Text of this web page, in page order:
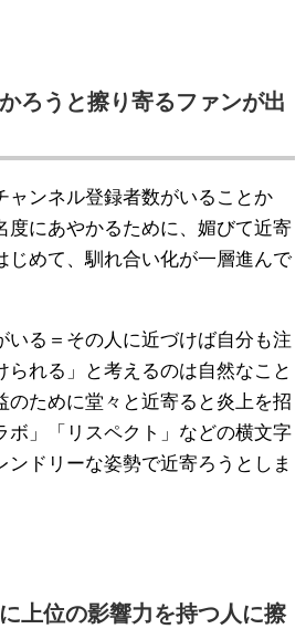
ろうと擦り寄るファンが出
ャンネル登録者数がいることか
度にあやかるために、媚びて近寄
じめて、馴れ合い化が一層進んで
いる＝その人に近づけば自分も注
られる」と考えるのは自然なこと
のために堂々と近寄ると炎上を招
ボ」「リスペクト」などの横文字
ンドリーな姿勢で近寄ろうとしま
上位の影響力を持つ人に擦